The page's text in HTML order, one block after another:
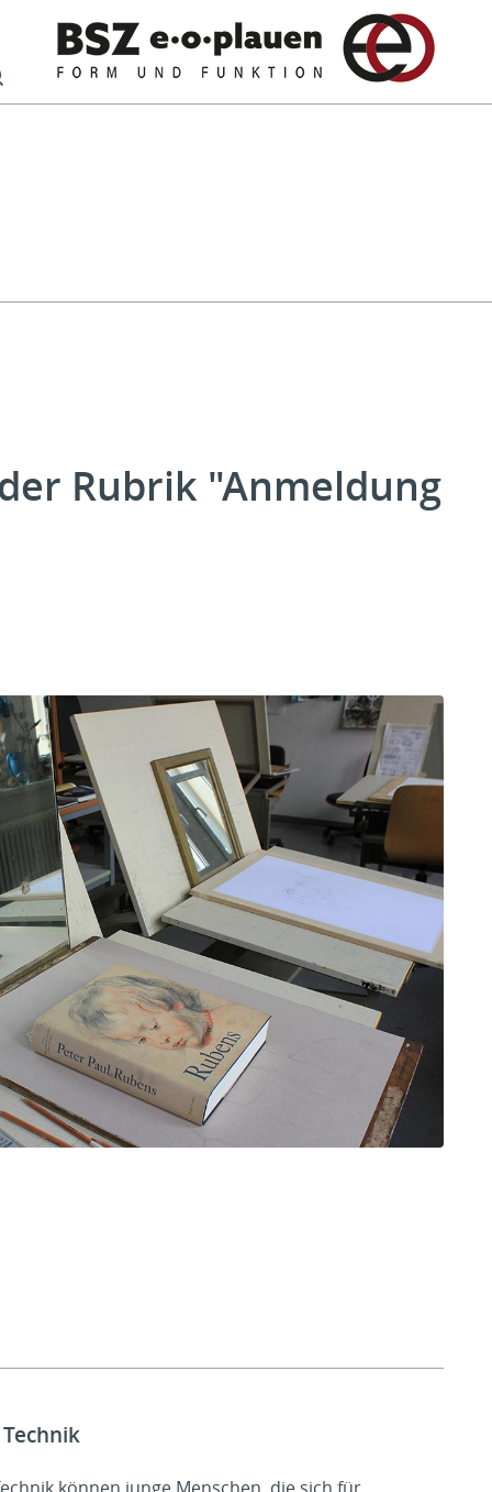
Suche
Rubrik "Anmeldung